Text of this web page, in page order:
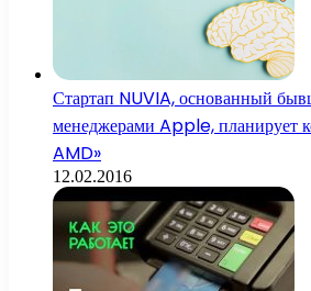
Стартап NUVIA, основанный
менеджерами Apple, планирует
AMD»
12.02.2016